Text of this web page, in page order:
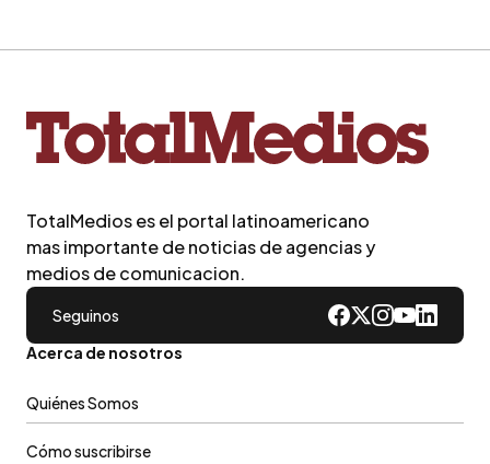
TotalMedios es el portal latinoamericano
mas importante de noticias de agencias y
medios de comunicacion.
Seguinos
Acerca de nosotros
Quiénes Somos
Cómo suscribirse